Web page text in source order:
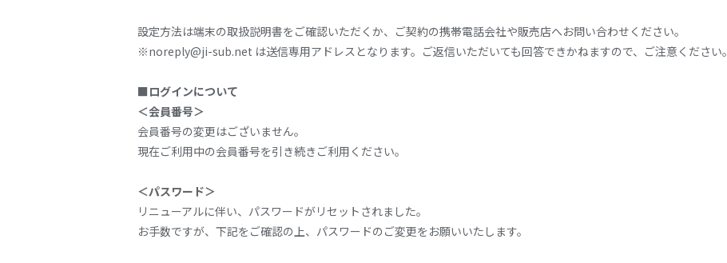
設定方法は端末の取扱説明書をご確認いただくか、ご契約の携帯電話会社や販売店へお問い合わせください。
※noreply@ji-sub.net は送信専用アドレスとなります。ご返信いただいても回答できかねますので、ご注意ください。
■ログインについて
＜会員番号＞
会員番号の変更はございません。
現在ご利用中の会員番号を引き続きご利用ください。
＜パスワード＞
リニューアルに伴い、パスワードがリセットされました。
お手数ですが、下記をご確認の上、パスワードのご変更をお願いいたします。